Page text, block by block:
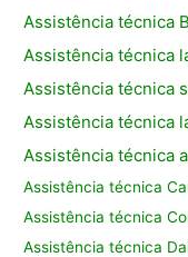
Assistência técnica
Assistência técnica
Assistência técnica
Assistência técnica
Assistência técnica
Assistência técnica
Assistência técnica
Assistência técnica